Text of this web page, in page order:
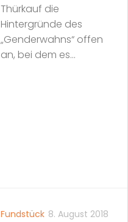
Thürkauf die
Hintergründe des
„Genderwahns“ offen
an, bei dem es...
Fundstück 8. August 2018